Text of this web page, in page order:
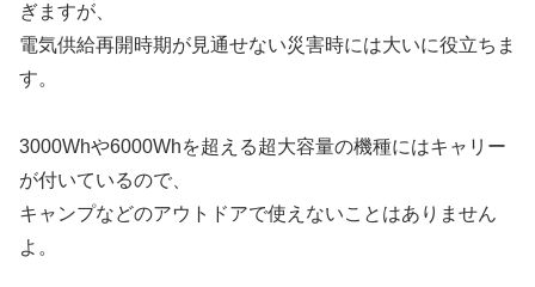
ぎますが、
電気供給再開時期が見通せない災害時には大いに役立ちま
す。
3000Whや6000Whを超える超大容量の機種にはキャリー
が付いているので、
キャンプなどのアウトドアで使えないことはありません
よ。